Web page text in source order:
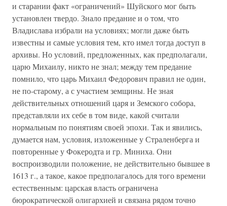
и старании факт «ограничений» Шуйского мог быть
установлен твердо. Знало предание и о том, что
Владислава избрали на условиях; могли даже быть
известны и самые условия тем, кто имел тогда доступ в
архивы. Но условий, предложенных, как предполагали,
царю Михаилу, никто не знал; между тем предание
помнило, что царь Михаил Федорович правил не один,
не по-старому, а с участием земщины. Не зная
действительных отношений царя и Земского собора,
представляли их себе в том виде, какой считали
нормальным по понятиям своей эпохи. Так и явились,
думается нам, условия, изложенные у Страленберга и
повторенные у Фокеродта и гр. Миниха. Они
воспроизводили положение, не действительно бывшее в
1613 г., а такое, какое предполагалось для того времени
естественным: царская власть ограничена
бюрократической олигархией и связана рядом точно